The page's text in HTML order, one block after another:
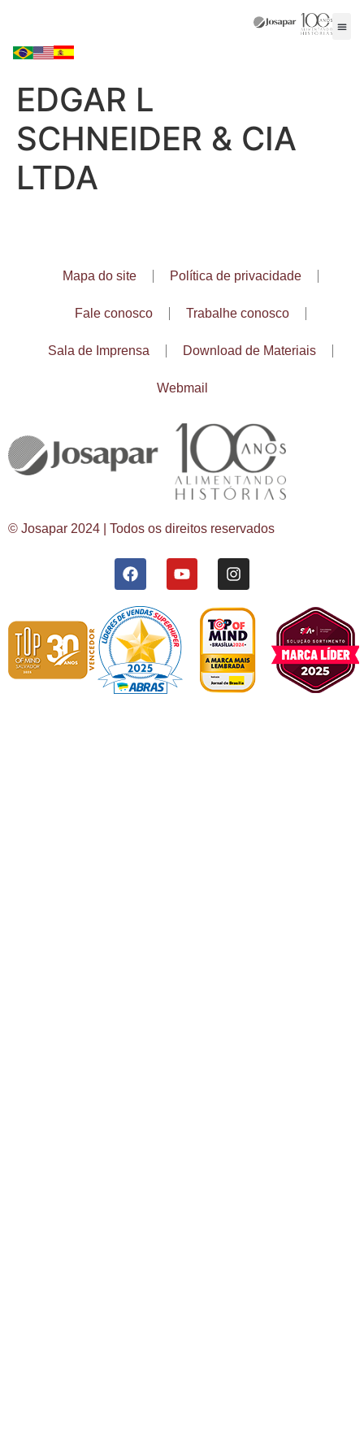
EDGAR L
SCHNEIDER & CIA
LTDA
Mapa do site Política de privacidade
Fale conosco Trabalhe conosco
Sala de Imprensa Download de Materiais
Webmail
© Josapar 2024 | Todos os direitos reservados